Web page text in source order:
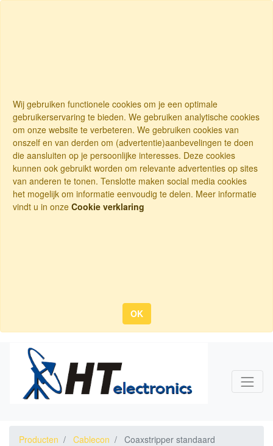
Wij gebruiken functionele cookies om je een optimale
gebruikerservaring te bieden. We gebruiken analytische cookies
om onze website te verbeteren. We gebruiken cookies van
onszelf en van derden om (advertentie)aanbevelingen te doen
die aansluiten op je persoonlijke interesses. Deze cookies
kunnen ook gebruikt worden om relevante advertenties op sites
van anderen te tonen. Tenslotte maken social media cookies
het mogelijk om informatie eenvoudig te delen. Meer informatie
vindt u in onze Cookie verklaring
OK
Producten Cablecon Coaxstripper standaard